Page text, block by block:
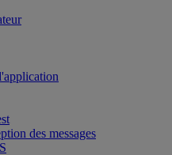
des messages